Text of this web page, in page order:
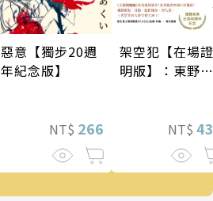
惡意【獨步20週
年紀念版】
NT$ 266
架空犯【在場證
明版】：東野圭
蝠》系列重磅新
NT$